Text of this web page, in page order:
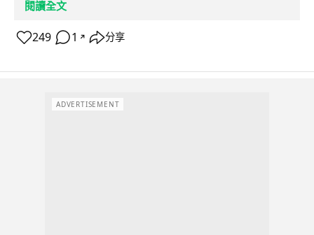
閱讀全文
249 1 ↗ 分享
ADVERTISEMENT